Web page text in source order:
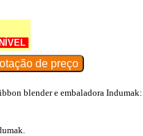
blender e embaladora Indumak: